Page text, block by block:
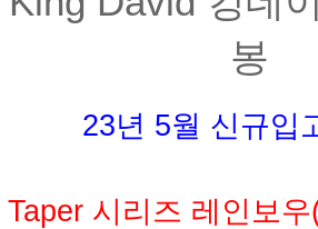
봉
23년 5월 신규입
Taper 시리즈 레인보